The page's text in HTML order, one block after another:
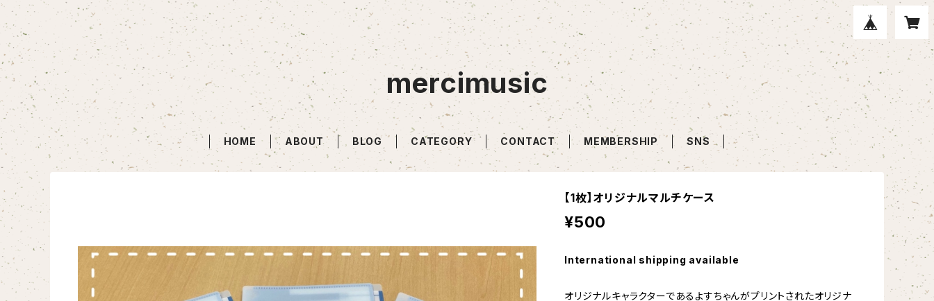
mercimusic
HOME ABOUT BLOG CATEGORY CONTACT MEMBERSHIP SNS
【1枚】オリジナルマルチケース
¥500
International shipping available
オリジナルキャラクターであるよすちゃんがプリントされたオリジナ